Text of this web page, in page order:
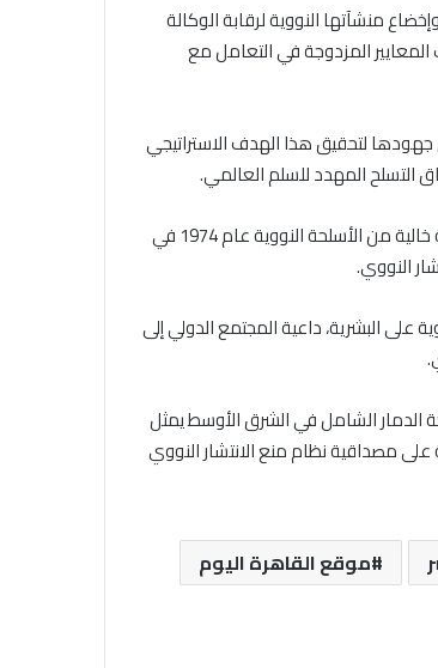
منشآتها النووية لرقابة الوكالة
المعايير المزدوجة في التعامل مع
لتحقيق هذا الهدف الاستراتيجي
التسلح المهدد للسلم العالمي.
من الأسلحة النووية عام1974 في
النووي.
على البشرية، داعية المجتمع الدولي إلى
الدمار الشامل في الشرق الأوسط يمثل
مصداقية نظام منع الانتشار النووي
موقع القاهرة اليوم